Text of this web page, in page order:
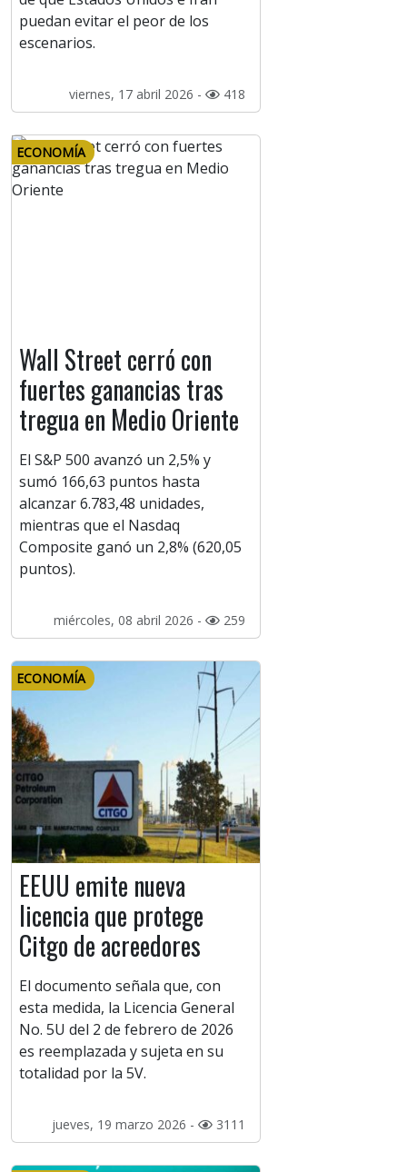
puedan evitar el peor de los
escenarios.
viernes, 17 abril 2026 - 418
ECONOMÍA
Wall Street cerró con
fuertes ganancias tras
tregua en Medio Oriente
El S&P 500 avanzó un 2,5% y
sumó 166,63 puntos hasta
alcanzar 6.783,48 unidades,
mientras que el Nasdaq
Composite ganó un 2,8% (620,05
puntos).
miércoles, 08 abril 2026 - 259
ECONOMÍA
EEUU emite nueva
licencia que protege
Citgo de acreedores
El documento señala que, con
esta medida, la Licencia General
No. 5U del 2 de febrero de 2026
es reemplazada y sujeta en su
totalidad por la 5V.
jueves, 19 marzo 2026 - 3111